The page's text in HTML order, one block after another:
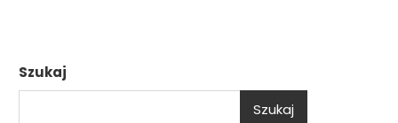
Szukaj
Szukaj